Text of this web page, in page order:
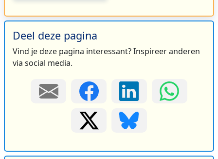
Deel deze pagina
Vind je deze pagina interessant? Inspireer anderen
via social media.